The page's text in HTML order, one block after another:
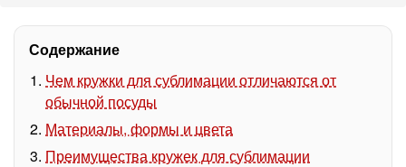
Содержание
Чем кружки для сублимации отличаются от
обычной посуды
Материалы, формы и цвета
Преимущества кружек для сублимации